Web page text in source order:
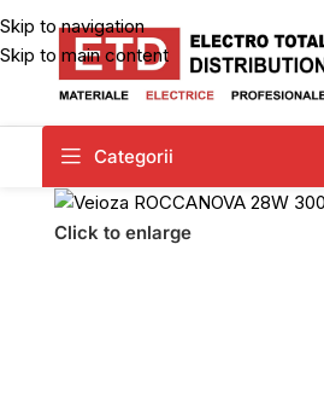
Skip to navigation
Skip to main content
Categorii
Click to enlarge